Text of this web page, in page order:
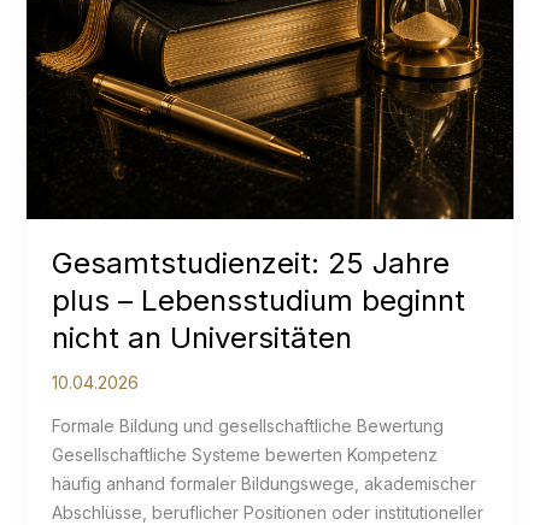
Gesamtstudienzeit: 25 Jahre
plus – Lebensstudium beginnt
nicht an Universitäten
10.04.2026
Formale Bildung und gesellschaftliche Bewertung
Gesellschaftliche Systeme bewerten Kompetenz
häufig anhand formaler Bildungswege, akademischer
Abschlüsse, beruflicher Positionen oder institutioneller